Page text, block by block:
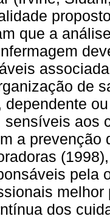
que a
de
dependente
sensíveis aos
a prevenção
pela
dos